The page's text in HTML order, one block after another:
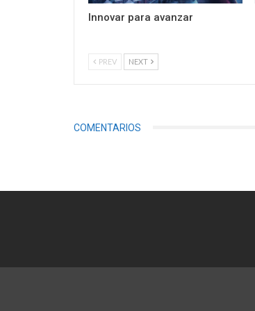
Innovar para avanzar
PREV NEXT
COMENTARIOS